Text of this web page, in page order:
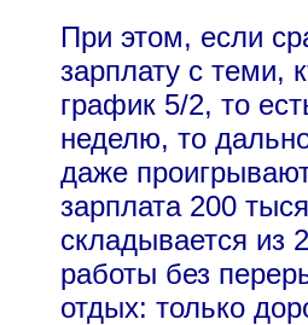
При этом, если
зарплату с теми,
график 5/2, то
неделю, то
даже
зарплата 200
складывается из
работы без
отдых: только